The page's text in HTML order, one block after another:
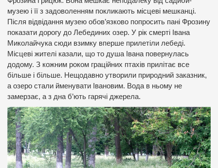
музею і її з задоволенням покликають місцеві мешканці.
Після відвідання музею обов’язково попросить пані Фрозину
показати дорогу до Лебединих озер. У рік смерті Івана
Миколайчука сюди взимку вперше прилетіли лебеді.
Місцеві жителі казали, що то душа Івана повернулась
додому. З кожним роком граційних птахів прилітає все
більше і більше. Нещодавно утворили природний заказник,
а озеро стали йменувати Івановим. Вода в ньому не
замерзає, а з дна б’ють гарячі джерела.